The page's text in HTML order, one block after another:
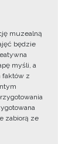
muzealną
będzie
myśli, a
faktów z
zabiorą ze